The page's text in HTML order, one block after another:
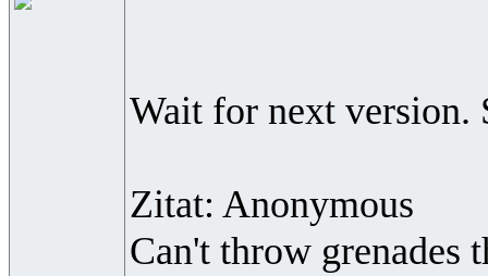
Wait for next version.
Zitat: Anonymous
Can't throw